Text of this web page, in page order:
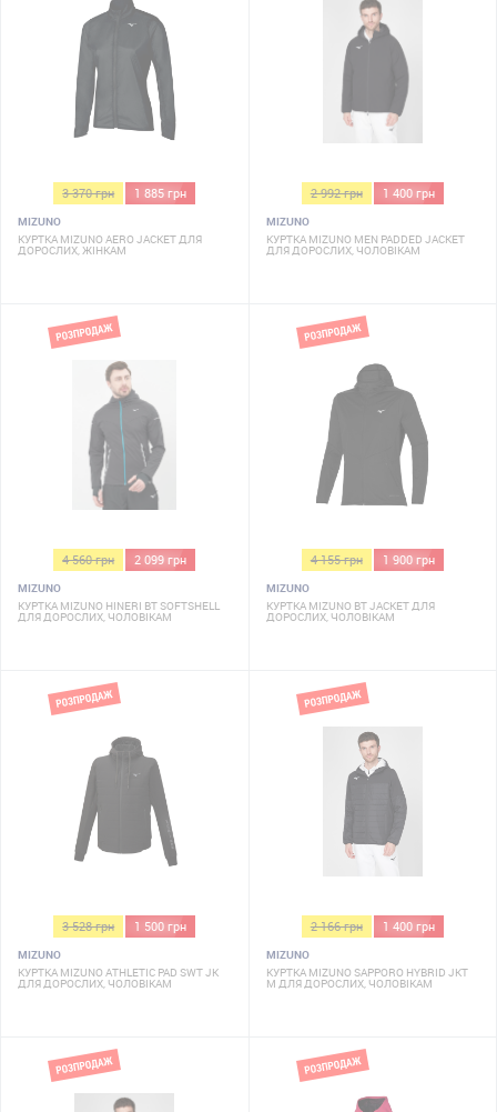
3 370 грн 1 885 грн
MIZUNO
КУРТКА MIZUNO AERO JACKET ДЛЯ
ДОРОСЛИХ, ЖІНКАМ
2 992 грн 1 400 грн
MIZUNO
КУРТКА MIZUNO MEN PADDED JACKET
ДЛЯ ДОРОСЛИХ, ЧОЛОВІКАМ
4 560 грн 2 099 грн
MIZUNO
КУРТКА MIZUNO HINERI BT SOFTSHELL
ДЛЯ ДОРОСЛИХ, ЧОЛОВІКАМ
4 155 грн 1 900 грн
MIZUNO
КУРТКА MIZUNO BT JACKET ДЛЯ
ДОРОСЛИХ, ЧОЛОВІКАМ
3 528 грн 1 500 грн
MIZUNO
КУРТКА MIZUNO ATHLETIC PAD SWT JK
ДЛЯ ДОРОСЛИХ, ЧОЛОВІКАМ
2 166 грн 1 400 грн
MIZUNO
КУРТКА MIZUNO SAPPORO HYBRID JKT
M ДЛЯ ДОРОСЛИХ, ЧОЛОВІКАМ